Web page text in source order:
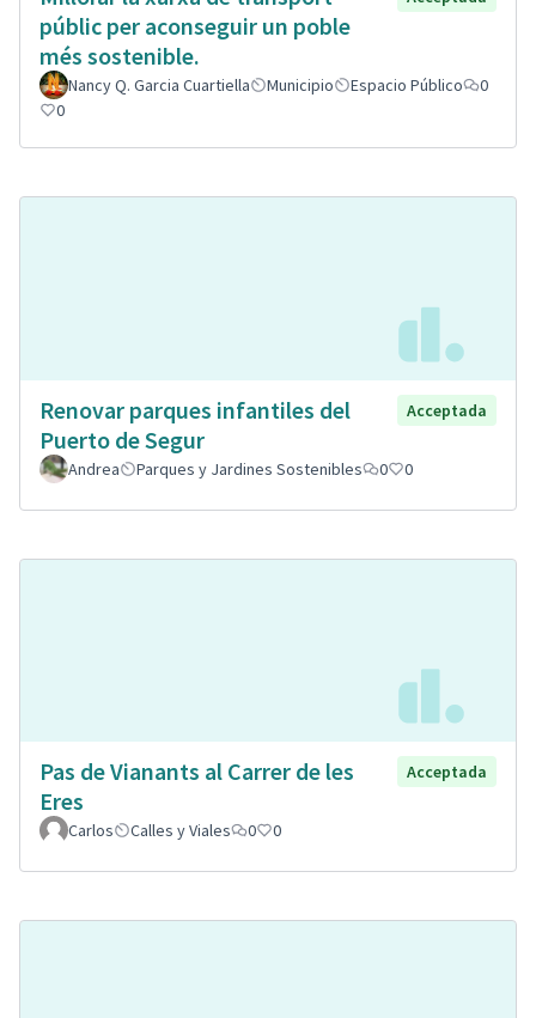
públic per aconseguir un poble
més sostenible.
Nancy Q. Garcia Cuartiella Municipio Espacio Público
0
0
Renovar parques infantiles del
Puerto de Segur
Acceptada
Andrea Parques y Jardines Sostenibles 0 0
Pas de Vianants al Carrer de les
Eres
Acceptada
Carlos Calles y Viales 0 0